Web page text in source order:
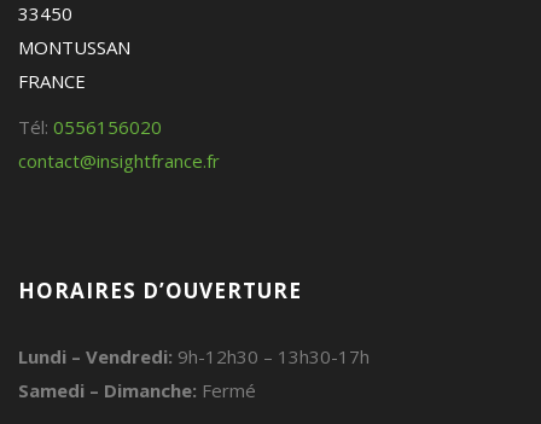
33450
MONTUSSAN
FRANCE
Tél: 0556156020
contact@insightfrance.fr
HORAIRES D’OUVERTURE
Lundi – Vendredi: 9h-12h30 – 13h30-17h
Samedi – Dimanche: Fermé